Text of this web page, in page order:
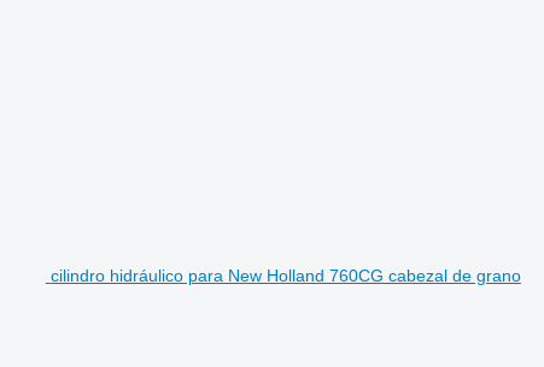
cilindro hidráulico para New Holland 760CG cabezal de grano